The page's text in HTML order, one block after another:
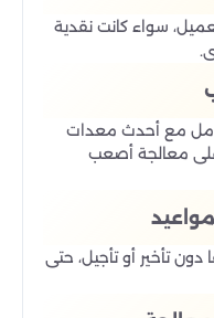
سواء كانت نقدية
مع أحدث معدات
على معالجة أصعب
تأخير أو تأجيل، حتى